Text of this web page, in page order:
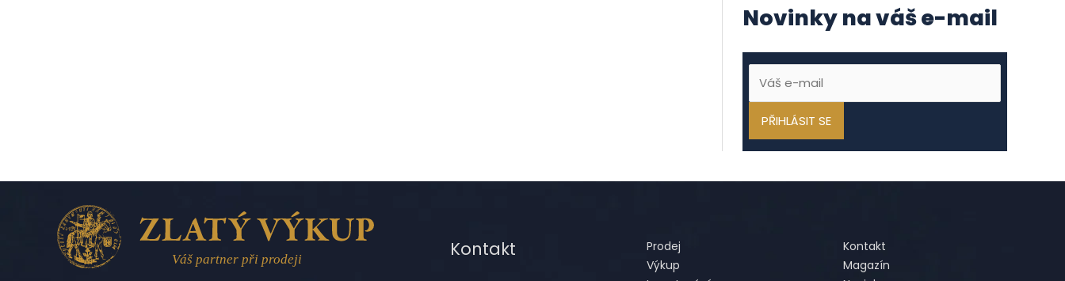
Novinky na váš e-mail
Kontakt
Prodej
Výkup
Kontakt
Magazín